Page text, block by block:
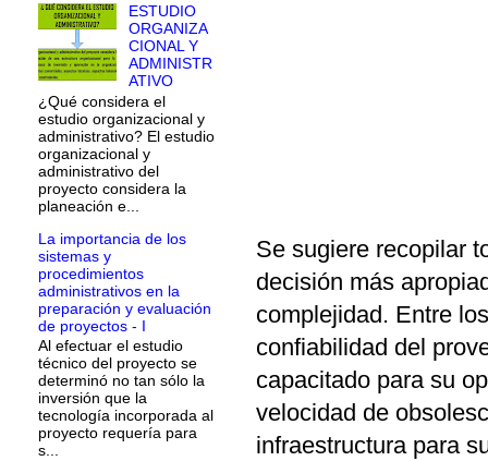
Se sugiere recopilar
decisión más
complejidad. Entre
confiabilidad del
capacitado para su
velocidad de
infraestructura para
ESTUDIO
ORGANIZA
CIONAL Y
ADMINISTR
ATIVO
¿Qué considera el
estudio organizacional y
administrativo? El estudio
organizacional y
administrativo del
proyecto considera la
planeación e...
La importancia de los
sistemas y
procedimientos
administrativos en la
preparación y evaluación
de proyectos - I
Al efectuar el estudio
técnico del proyecto se
determinó no tan sólo la
inversión que la
tecnología incorporada al
proyecto requería para
s...